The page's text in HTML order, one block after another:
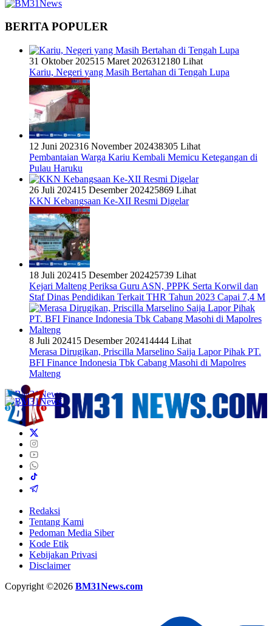
18 Juli 202415 Desember 2024
Kejari Malteng Periksa Guru ASN, PPPK Serta Korwil dan
Staf Dinas Pendidikan Terkait THR Tahun 2023 Capai 7,4 M
8 Juli 202415 Desember 2024
Merasa Dirugikan, Priscilla Marselino Saija Lapor Pihak PT.
BFI Finance Indonesia Tbk Cabang Masohi di Mapolres
Malteng
Redaksi
Tentang Kami
Pedoman Media Siber
Kode Etik
Kebijakan Privasi
Disclaimer
Copyright ©2026